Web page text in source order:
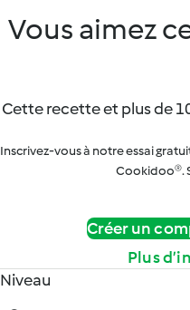
Vous aimez
Cette recette et plus de
Inscrivez-vous à notre essai
Cookidoo®.
Créer un
Plus
Niveau